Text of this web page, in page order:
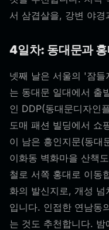
서 삼겹살을, 강변 야
4일차: 동대문과
넷째 날은 서울의 '잠
는 동대문 일대에서 출
인 DDP(동대문디자인
도매 패션 빌딩에서 쇼
이 남은 흥인지문(동대
이화동 벽화마을 산책
철로 서쪽 홍대로 이동
화의 발신지로, 개성
입니다. 인접한 연남동
는 것도 추천합니다.